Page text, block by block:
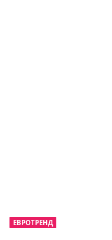
ЕВРОТРЕНД